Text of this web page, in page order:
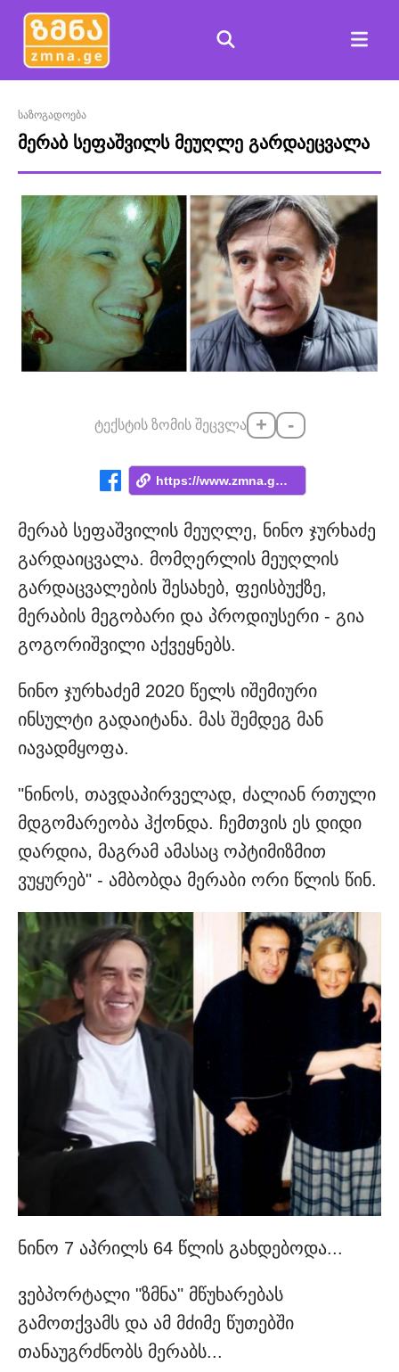
საზოგადოება
მერაბ სეფაშვილს მეუღლე გარდაეცვალა
ტექსტის ზომის შეცვლა + -
https://www.zmna.ge/news/merab-sepashvil...
მერაბ სეფაშვილის მეუღლე, ნინო ჯურხაძე
გარდაიცვალა. მომღერლის მეუღლის
გარდაცვალების შესახებ, ფეისბუქზე,
მერაბის მეგობარი და პროდიუსერი - გია
გოგორიშვილი აქვეყნებს.
ნინო ჯურხაძემ 2020 წელს იშემიური
ინსულტი გადაიტანა. მას შემდეგ მან
იავადმყოფა.
"ნინოს, თავდაპირველად, ძალიან რთული
მდგომარეობა ჰქონდა. ჩემთვის ეს დიდი
დარდია, მაგრამ ამასაც ოპტიმიზმით
ვუყურებ" - ამბობდა მერაბი ორი წლის წინ.
ნინო 7 აპრილს 64 წლის გახდებოდა...
ვებპორტალი "ზმნა" მწუხარებას
გამოთქვამს და ამ მძიმე წუთებში
თანაუგრძნობს მერაბს...